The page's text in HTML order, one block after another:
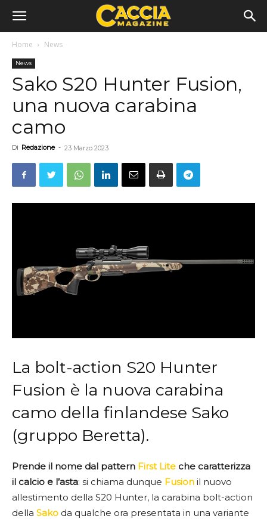
Home News
News
Sako S20 Hunter Fusion,
una nuova carabina
camo
Di Redazione - 23 Marzo 2023
La bolt-action S20 Hunter
Fusion è la nuova carabina
camo della finlandese Sako
(gruppo Beretta).
Prende il nome dal pattern First Lite che caratterizza
il calcio e l’asta: si chiama dunque Fusion il nuovo
allestimento della S20 Hunter, la carabina bolt-action
della Sako da qualche ora presentata in una variante